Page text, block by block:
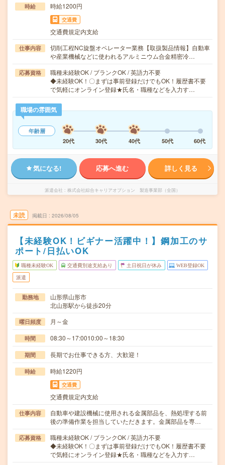
時給 時給1200円
交通費
交通費規定内支給
仕事内容
切削工程NC旋盤オペレーター業務【取扱製品情報】自動車
や産業機械などに使われるアルミニウム合金精密冷…
応募資格
職種未経験OK / ブランクOK / 英語力不要
◆未経験OK！〇まずは事前登録だけでもOK！履歴書不要
で気軽にオンライン登録★氏名・職種などを入力す…
職場の雰囲気
年齢層
20代
30代 40代 50代 60代
気になる! 応募へ進む 詳しく見る
派遣会社 株式会社綜合キャリアオプション 製造事業部（全国）
未読 掲載日 2026/08/05
【未経験OK！ビギナー活躍中！】鋼加工のサ
ポート/日払いOK
職種未経験OK 交通費別途支給あり 土日祝日が休み WEB登録OK
派遣
勤務地
山形県山形市
北山形駅から徒歩20分
曜日頻度 月～金
時間 08:30～17:0010:00～18:30
期間 長期でお仕事できる方、大歓迎！
時給 時給1220円
交通費
交通費規定内支給
仕事内容
自動車や建設機械に使用される金属部品を、熱処理する前
後の準備作業を担当していただきます。金属部品を専…
応募資格
職種未経験OK / ブランクOK / 英語力不要
◆未経験OK！〇まずは事前登録だけでもOK！履歴書不要
で気軽にオンライン登録★氏名・職種などを入力す…